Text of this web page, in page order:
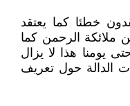
خطئا كما يعتقد
ملائكة الرحمن كما
يومنا هذا لا يزال
الدالة حول تعريف